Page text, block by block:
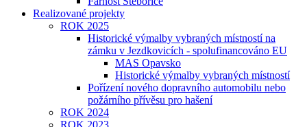
Realizované projekty
ROK 2025
Historické výmalby vybraných místností na
zámku v Jezdkovicích - spolufinancováno EU
MAS Opavsko
Historické výmalby vybraných místností
Pořízení nového dopravního automobilu nebo
požárního přívěsu pro hašení
ROK 2024
ROK 2023